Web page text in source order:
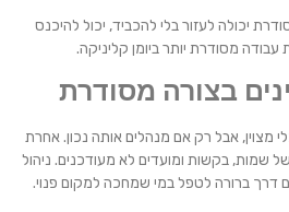
יכולה לעזור בלי להכביד, יכול להיכנס
עבודה מסודרת יותר ביומן קליניקה.
בצורה מסודרת
מצוין, אבל רק אם מנהלים אותה נכון. אחרת
שמות, בקשות ומועדים לא מעודכנים. ניהול
דרך ברורה לטפל במי שמחכה למקום פנוי.